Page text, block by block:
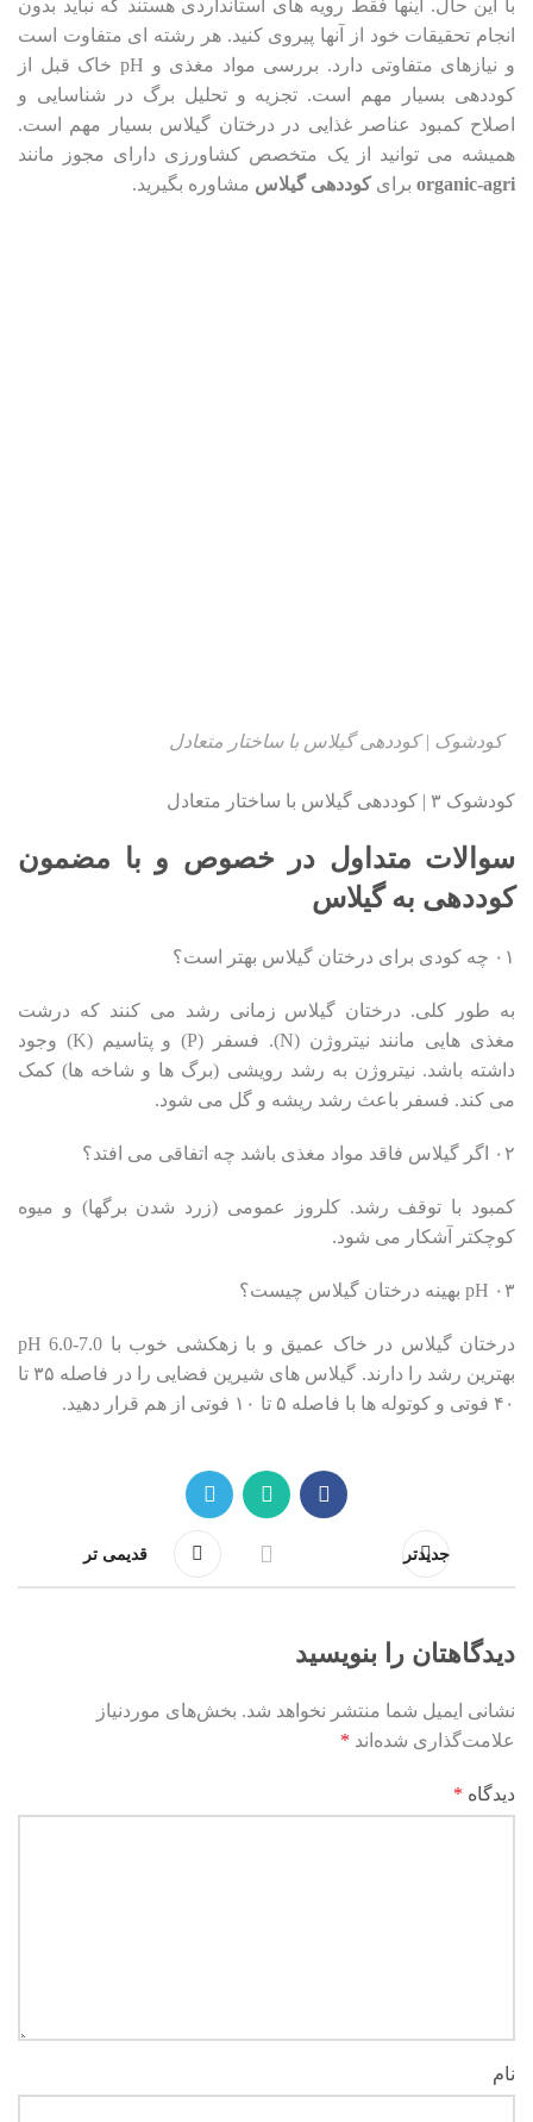
با این حال. اینها فقط رویه های استانداردی هستند که نباید بدون
انجام تحقیقات خود از آنها پیروی کنید. هر رشته ای متفاوت است
و نیازهای متفاوتی دارد. بررسی مواد مغذی و pH خاک قبل از
کوددهی بسیار مهم است. تجزیه و تحلیل برگ در شناسایی و
اصلاح کمبود عناصر غذایی در درختان گیلاس بسیار مهم است.
همیشه می توانید از یک متخصص کشاورزی دارای مجوز مانند
organic-agri برایکوددهی گیلاس مشاوره بگیرید.
کودشوک | کوددهی گیلاس با ساختار متعادل
کودشوک ۳ | کوددهی گیلاس با ساختار متعادل
سوالات متداول در خصوص و با مضمون
کوددهی به گیلاس
۰۱ چه کودی برای درختان گیلاس بهتر است؟
به طور کلی. درختان گیلاس زمانی رشد می کنند که درشت
مغذی هایی مانند نیتروژن (N). فسفر (P) و پتاسیم (K) وجود
داشته باشد. نیتروژن به رشد رویشی (برگ ها و شاخه ها) کمک
می کند. فسفر باعث رشد ریشه و گل می شود.
۰۲ اگر گیلاس فاقد مواد مغذی باشد چه اتفاقی می افتد؟
کمبود با توقف رشد. کلروز عمومی (زرد شدن برگها) و میوه
کوچکتر آشکار می شود.
۰۳ pH بهینه درختان گیلاس چیست؟
درختان گیلاس در خاک عمیق و با زهکشی خوب با pH 6.0-7.0
بهترین رشد را دارند. گیلاس های شیرین فضایی را در فاصله ۳۵ تا
۴۰ فوتی و کوتوله ها با فاصله ۵ تا ۱۰ فوتی از هم قرار دهید.
جدیدتر قدیمی تر
دیدگاهتان را بنویسید
نشانی ایمیل شما منتشر نخواهد شد. بخش‌های موردنیاز
علامت‌گذاری شده‌اند *
دیدگاه *
نام